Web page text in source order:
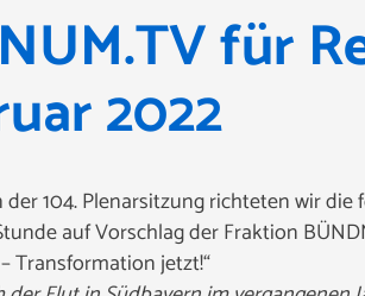
für
2022
104. Plenarsitzung richteten wir
auf Vorschlag der Fraktion
Transformation jetzt!“